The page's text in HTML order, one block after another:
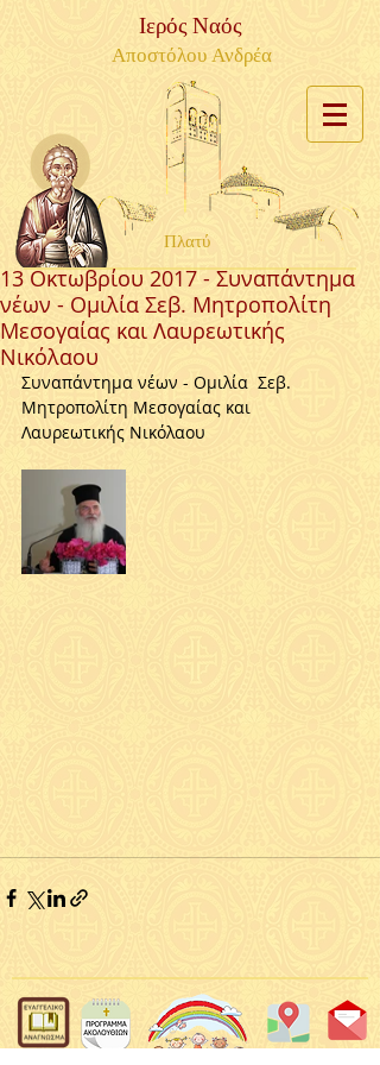
Ιερός Ναός
Αποστόλου Ανδρέα
Πλατύ
13 Οκτωβρίου 2017 - Συναπάντημα
νέων - Ομιλία Σεβ. Μητροπολίτη
Μεσογαίας και Λαυρεωτικής
Νικόλαου
Συναπάντημα νέων - Ομιλία  Σεβ.
Μητροπολίτη Μεσογαίας και
Λαυρεωτικής Νικόλαου